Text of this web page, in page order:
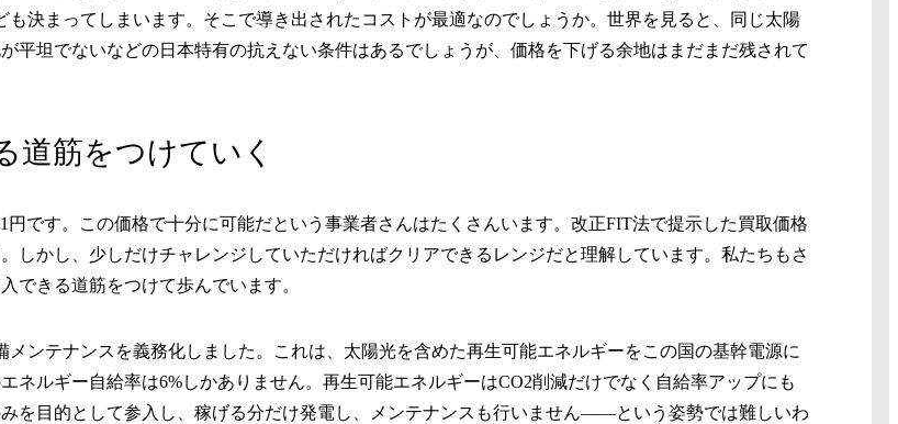
決まってしまいます。そこで導き出されたコストが最適なのでしょうか。世界を見ると、同じ太陽
平坦でないなどの日本特有の抗えない条件はあるでしょうが、価格を下げる余地はまだまだ残されて
道筋をつけていく
です。この価格で十分に可能だという事業者さんはたくさんいます。改正FIT法で提示した買取価格
しかし、少しだけチャレンジしていただければクリアできるレンジだと理解しています。私たちもさ
できる道筋をつけて歩んでいます。
ンテナンスを義務化しました。これは、太陽光を含めた再生可能エネルギーをこの国の基幹電源に
ネルギー自給率は6%しかありません。再生可能エネルギーはCO2削減だけでなく自給率アップにも
を目的として参入し、稼げる分だけ発電し、メンテナンスも行いません——という姿勢では難しいわ